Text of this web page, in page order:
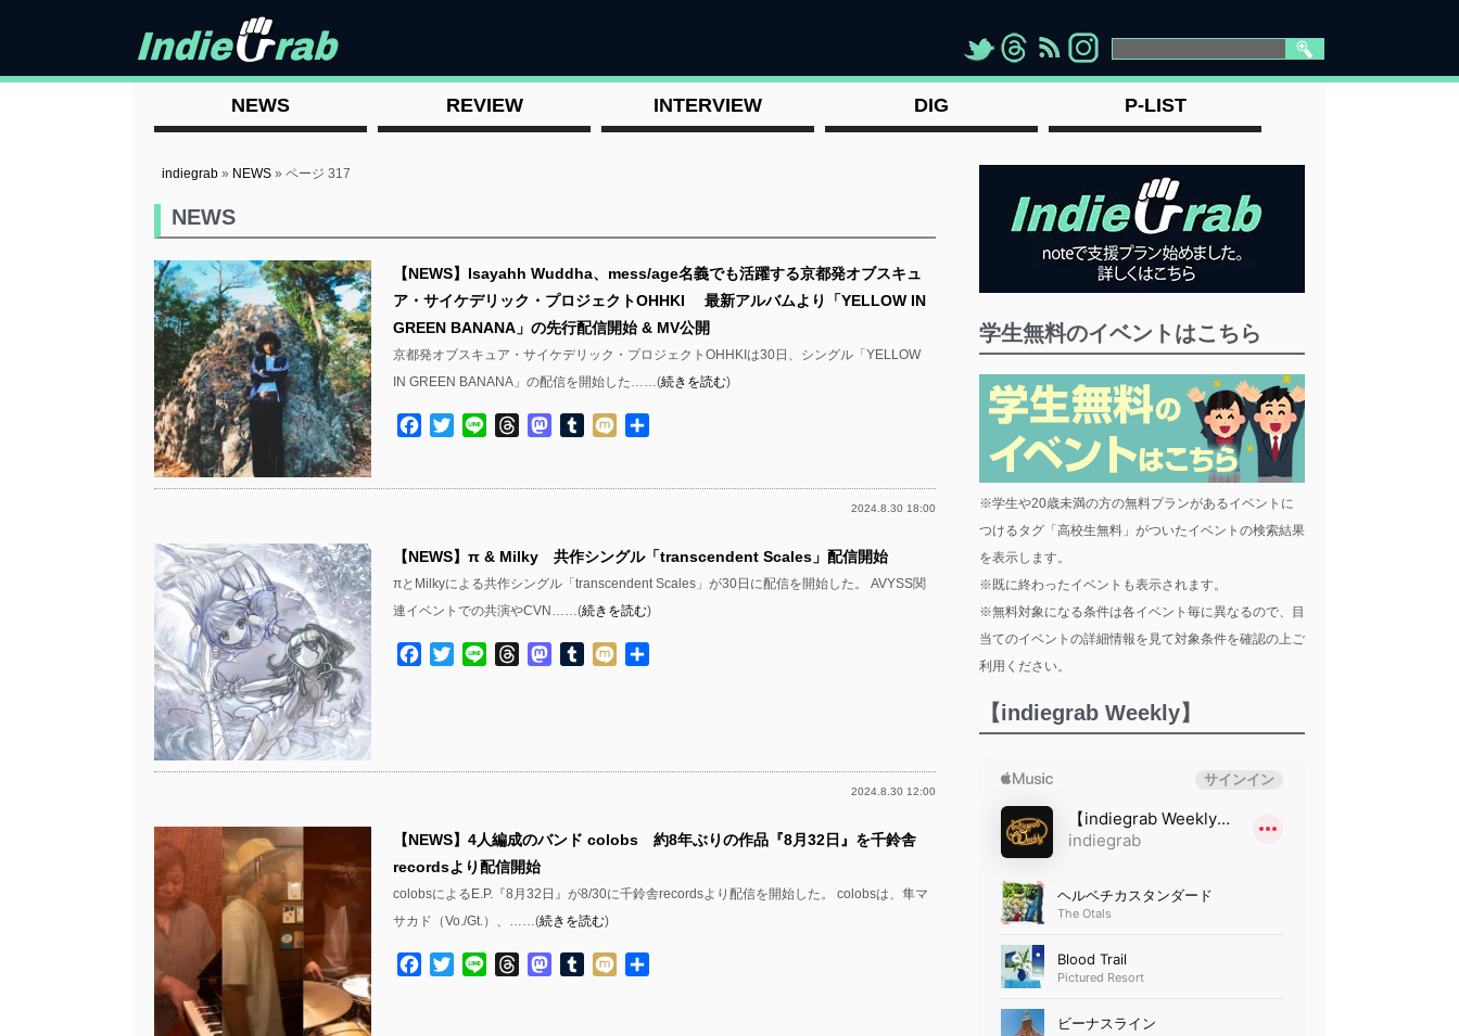
"> "> "> " >
NEWS REVIEW INTERVIEW DIG P-LIST
indiegrab » NEWS »ページ 317
NEWS
【NEWS】Isayahh Wuddha、mess/age名義でも活躍する京都発オブスキュ
ア・サイケデリック・プロジェクトOHHKI 最新アルバムより「YELLOW IN
GREEN BANANA」の先行配信開始 & MV公開
京都発オブスキュア・サイケデリック・プロジェクトOHHKIは30日、シングル「YELLOW
IN GREEN BANANA」の配信を開始した……(続きを読む)
Facebook
TwitterLine ThreadsMastodon
TumblrMixi
2024.8.30 18:00
【NEWS】π & Milky 共作シングル「transcendent Scales」配信開始
πとMilkyによる共作シングル「transcendent Scales」が30日に配信を開始した。 AVYSS関
連イベントでの共演やCVN……(続きを読む)
Facebook
TwitterLine ThreadsMastodon
TumblrMixi
2024.8.30 12:00
【NEWS】4人編成のバンド colobs 約8年ぶりの作品『8月32日』を千鈴舎
recordsより配信開始
colobsによるE.P.『8月32日』が8/30に千鈴舎recordsより配信を開始した。 colobsは、隼マ
サカド（Vo./Gt.）、……(続きを読む)
Facebook
TwitterLine ThreadsMastodon
TumblrMixi
学生無料のイベントはこちら
※学生や20歳未満の方の無料プランがあるイベントに
つけるタグ「高校生無料」がついたイベントの検索結果
を表示します。
※既に終わったイベントも表示されます。
※無料対象になる条件は各イベント毎に異なるので、目
当てのイベントの詳細情報を見て対象条件を確認の上ご
利用ください。
【indiegrab Weekly】